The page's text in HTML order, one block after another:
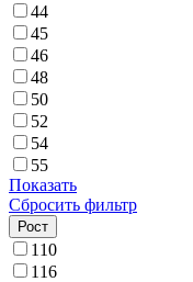
44
45
46
48
50
52
54
55
Показать
Сбросить фильтр
Рост
110
116